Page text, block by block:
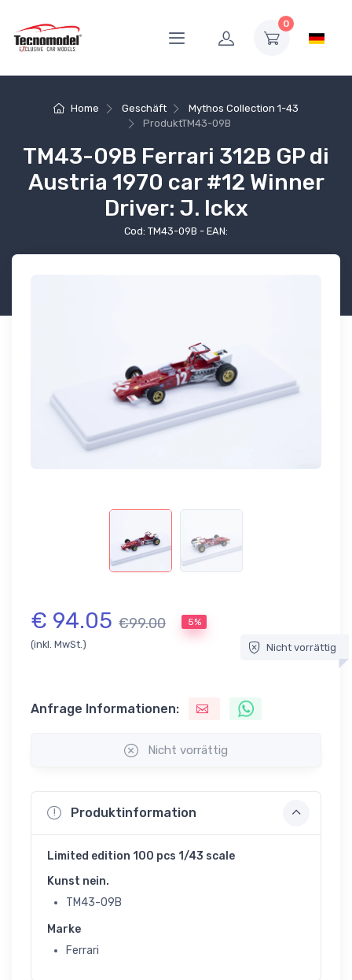
0
Home Geschäft
Mythos Collection 1-43
ProduktTM43-09B
TM43-09B Ferrari 312B GP di
Austria 1970 car #12 Winner
Driver: J. Ickx
Cod: TM43-09B - EAN:
€ 94.05 €99.00 5%
(inkl. MwSt.) Nicht vorrättig
Anfrage Informationen:
Nicht vorrättig
Produktinformation
Limited edition 100 pcs 1/43 scale
Kunst nein.
TM43-09B
Marke
Ferrari